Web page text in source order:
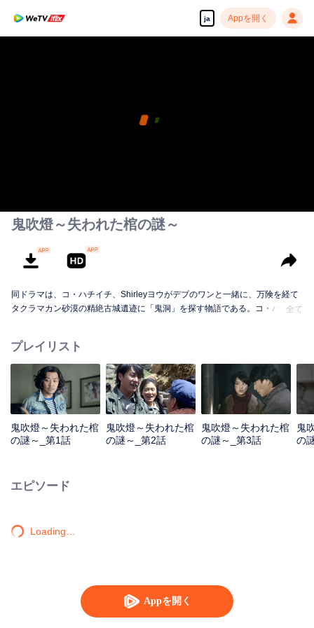
ja Appを開く
Appを開く
鬼吹燈～失われた棺の謎～
同ドラマは、コ・ハチイチ、Shirleyヨウがデブのワンと一緒に、万険を経て
タクラマカン砂漠の精絶古城遺迹に「鬼洞」を探す物語である。コ・ハチイ
文字をすらすら暗記した。その後チベットに入隊したが、雪崩に遭って巨大
な地溝に落ちた。コ・ハチイチは自分が知っていた墓の秘術を利用して死な
ずに逃げた。復員後、コ・ハチイチは親友のデブと一緒に新疆の考古に向か
う考古学チームに入った。一行は万険を経てタクラマカン砂漠の精絶古城遺
迹を訪れ、地下の「鬼洞」に入った。穴の中にはトリックが多く、罠が絶え
ない。この神秘的な鬼の穴は、一人の預言者の手にかかっているようであ
る。
全て
プレイリスト
鬼吹燈～失われた棺
の謎～_第1話
鬼吹燈～失われた棺
の謎～_第2話
鬼吹燈～失われた棺
の謎～_第3話
鬼
の
エピソード
Loading…